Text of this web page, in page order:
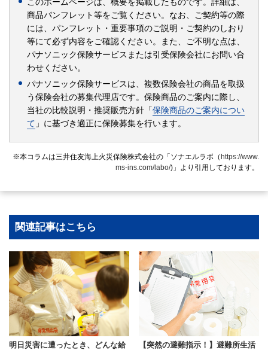
商品パンフレット等をご覧ください。なお、ご契約等の際
には、パンフレット・重要事項のご説明・ご契約のしおり
等にて必ず内容をご確認ください。また、ご不明な点は、
パナソニック保険サービスまたは引受保険会社にお問い合
わせください。
パナソニック保険サービスは、複数保険会社の商品を取扱
う保険会社の募集代理店です。保険商品のご案内に際し、
当社の比較説明・推奨販売方針「保険商品のご案内につい
て 」に基づき適正に保険募集を行います。
※本コラムは三井住友海上火災保険株式会社の「ソナエルラボ（https://www.
ms-ins.com/labo/)」より引用しております。
関連記事はこちら
明日災害に遭ったとき、どんな給
【突然の避難指示！】避難所生活